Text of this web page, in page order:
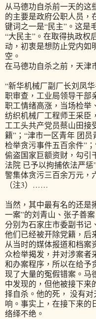
从马德功自杀前一天的这
的主要是政府公职人员，
键词之一是“民主”。这是
“大民主”。在取得执政权
动，初衷是想防止党内如
空。
在马德功自杀之前，天津
“新华机械厂副厂长刘凤
职审查，工业局领导干部
职工情绪高涨，当场检举
纺织机械厂工程师王采臣
工工头共产党员蔡山田接
籍”；“津市一区青年 团
检举贪污事件五百余件”
偷盗国家巨额资财，勾引
法院 已予以拘捕依法严
警集体贪污三百余万元，
（注3）……
当然，其中最有名的还是
一案”的刘青山、张子善
分别为石家庄市委副书记
他们已经被开除党籍，后
从当时的媒体报道和档案
众检举揭发，并对涉案者
和办案程序，所以在给予
现了大量的冤假错案。马
中发现的，但他被接下来
择自杀。他的死， 没有
响。事实上，在接下来的
络绎不绝。